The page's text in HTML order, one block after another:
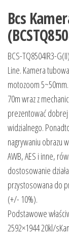
Bcs
BCS-TQ8504IR3-
Line. Kamera
motozoom
70m wraz z
prezentować dobrej
widzialnego.
nagrywaniu obrazu
AWB, AES i inne,
dostosowanie
przystosowana do
(+/- 10%).
Podstawowe
2592×1944 20kl/